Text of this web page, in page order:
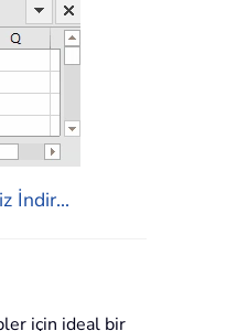
İndir...
için ideal bir